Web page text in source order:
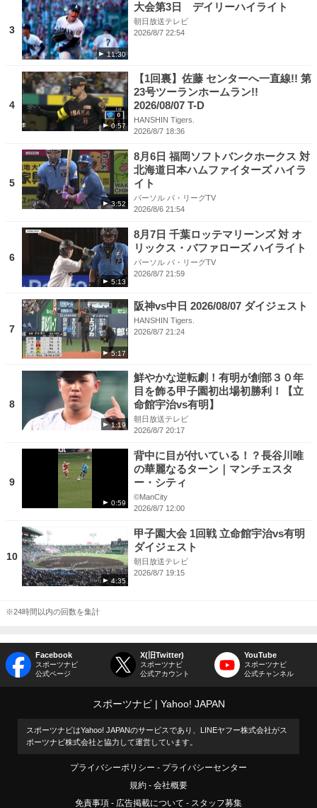
3
11:30
大会第3日 デイリーハイライト
朝日放送テレビ
2026/8/7 22:54
4
0:57
【1回裏】佐藤 センターへ一直線!! 第
23号ツーランホームラン!!
2026/08/07 T-D
HANSHIN Tigers.
2026/8/7 18:36
5
3:52
8月6日 福岡ソフトバンクホークス 対
北海道日本ハムファイターズ ハイラ
イト
パーソル パ・リーグTV
2026/8/6 21:54
6
5:13
8月7日 千葉ロッテマリーンズ 対 オ
リックス・バファローズ ハイライト
パーソル パ・リーグTV
2026/8/7 21:59
7
5:17
阪神vs中日 2026/08/07 ダイジェスト
HANSHIN Tigers.
2026/8/7 21:24
8
1:19
鮮やかな逆転劇！有明が創部３０年
目を飾る甲子園初出場初勝利！【立
命館宇治vs有明】
朝日放送テレビ
2026/8/7 20:17
9
0:59
背中に目が付いている！？長谷川唯
の華麗なるターン｜マンチェスタ
ー・シティ
©ManCity
2026/8/7 12:00
10
4:35
甲子園大会 1回戦 立命館宇治vs有明
ダイジェスト
朝日放送テレビ
2026/8/7 19:15
※24時間以内の回数を集計
Facebook
スポーツナビ
公式ページ
X(旧Twitter)
スポーツナビ
公式アカウント
YouTube
スポーツナビ
公式チャンネル
スポーツナビ Yahoo! JAPAN
スポーツナビはYahoo! JAPANのサービスであり、LINEヤフー株式会社がス
ポーツナビ株式会社と協力して運営しています。
プライバシーポリシー
プライバシーセンター
規約
会社概要
免責事項
広告掲載について スタッフ募集